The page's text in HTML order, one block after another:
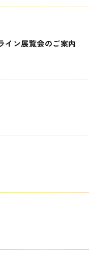
イン展覧会のご案内